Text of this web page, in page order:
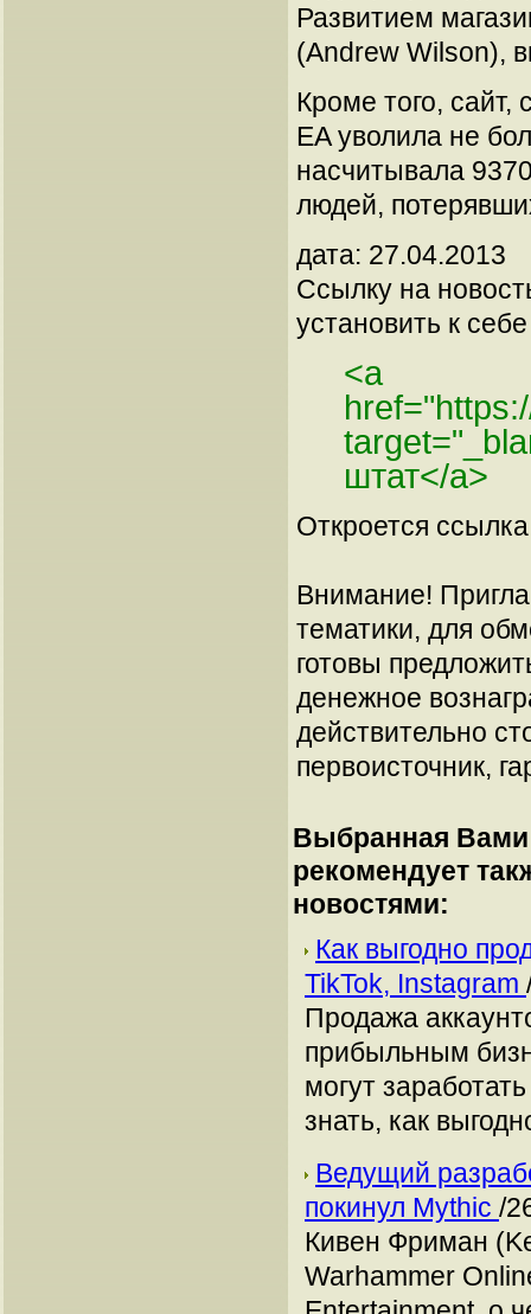
Развитием
(Andrew Wilson),
Кроме того, сайт,
EA уволила не
насчитывала
людей,
дата: 27.04.2013
Ссылку на
установить к
<a
штат</a>
Откроется
Внимание!
тематики, для
готовы
денежное
действительно
первоисточник,
Выбранная Вами
рекомендует
новостями:
Как выгодно
TikTok, Instagram
Продажа
прибыльным
могут
знать, как
Ведущий
покинул Mythic /
Кивен Фриман
Warhammer